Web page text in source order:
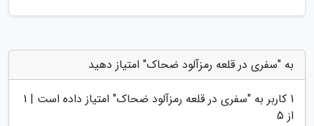
به "سفری در قلعه رمزآلود ضحاک" امتیاز دهید
1 کاربر به "سفری در قلعه رمزآلود ضحاک" امتیاز داده است | 1
از 5